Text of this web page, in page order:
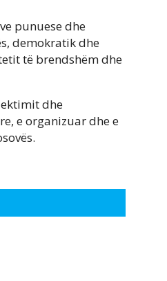
punuese dhe
demokratik dhe
të brendshëm dhe
dhe
e organizuar dhe e